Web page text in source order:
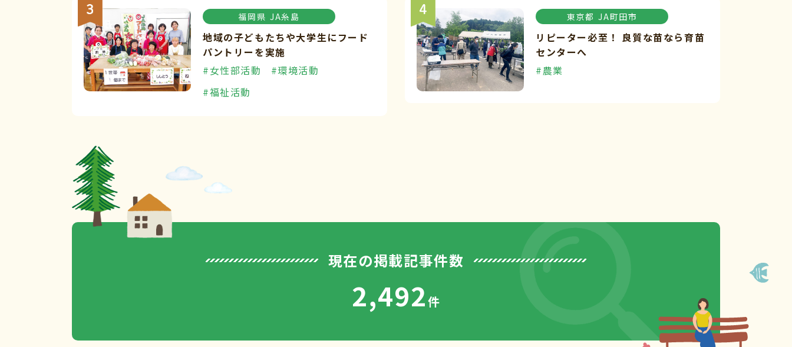
福岡県 JA糸島
地域の子どもたちや大学生にフード
パントリーを実施
#女性部活動
#環境活動
#福祉活動
東京都 JA町田市
リピーター必至！ 良質な苗なら育苗
センターへ
#農業
現在の掲載記事件数
2,492件